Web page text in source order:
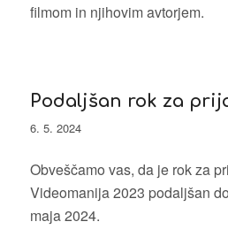
filmom in njihovim avtorjem.
Podaljšan rok za
6. 5. 2024
Obveščamo vas, da je rok za
Videomanija 2023 podaljšan
maja 2024.